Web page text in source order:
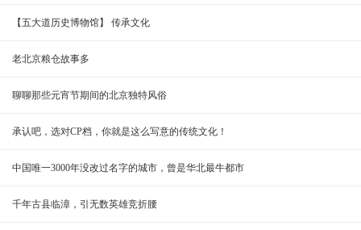
【五大道历史博物馆】 传承文化
老北京粮仓故事多
聊聊那些元宵节期间的北京独特风俗
承认吧，选对CP档，你就是这么写意的传统文化！
中国唯一3000年没改过名字的城市，曾是华北最牛都市
千年古县临漳，引无数英雄竞折腰